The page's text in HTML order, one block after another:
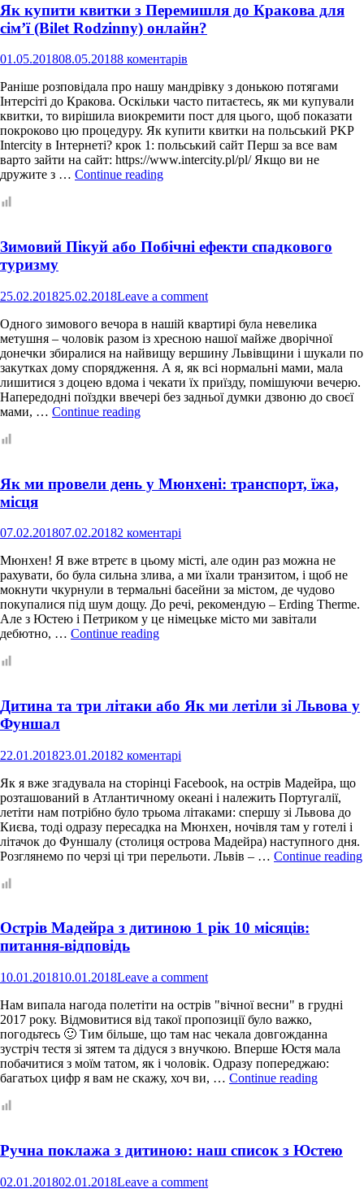
Ручна
поклажа
Wizz
Air
на
9
днів
із
двома
дітьми
Як купити квитки з Перемишля до Кракова для
сім’ї (Bilet Rodzinny) онлайн?
01.05.201808.05.20188 коментарів
Раніше розповідала про нашу мандрівку з донькою потягами
Інтерсіті до Кракова. Оскільки часто питаєтесь, як ми купували
квитки, то вирішила виокремити пост для цього, щоб показати
покроково цю процедуру. Як купити квитки на польський PKP
Intercity в Інтернеті? крок 1: польський сайт Перш за все вам
варто зайти на сайт: https://www.intercity.pl/pl/ Якщо ви не
дружите з … Continue readingЯк
до
(Bilet
Rodzinny)
онлайн?
Зимовий Пікуй або Побічні ефекти спадкового
туризму
25.02.201825.02.2018Leave a comment
Одного зимового вечора в нашій квартирі була невелика
метушня – чоловік разом із хресною нашої майже дворічної
донечки збиралися на найвищу вершину Львівщини і шукали по
закутках дому спорядження. А я, як всі нормальні мами, мала
лишитися з доцею вдома і чекати їх приїзду, помішуючи вечерю.
Напередодні поїздки ввечері без задньої думки дзвоню до своєї
мами, … Continue readingЗимовий
спадкового
Як ми провели день у Мюнхені: транспорт, їжа,
місця
07.02.201807.02.20182 коментарі
Мюнхен! Я вже втретє в цьому місті, але один раз можна не
рахувати, бо була сильна злива, а ми їхали транзитом, і щоб не
мокнути чкурнули в термальні басейни за містом, де чудово
покупалися під шум дощу. До речі, рекомендую – Erding Therme.
Але з Юстею і Петриком у це німецьке місто ми завітали
дебютно, … Continue readingЯк
Мюнхені:
місця
Дитина та три літаки або Як ми летіли зі Львова у
Фуншал
22.01.201823.01.20182 коментарі
Як я вже згадувала на сторінці Facebook, на острів Мадейра, що
розташований в Атлантичному океані і належить Португалії,
летіти нам потрібно було трьома літаками: спершу зі Львова до
Києва, тоді одразу пересадка на Мюнхен, ночівля там у готелі і
літачок до Фуншалу (столиця острова Мадейра) наступного дня.
Розглянемо по черзі ці три перельоти. Львів – … Continue reading
Острів Мадейра з дитиною 1 рік 10 місяців:
питання-відповідь
10.01.201810.01.2018Leave a comment
Нам випала нагода полетіти на острів "вічної весни" в грудні
2017 року. Відмовитися від такої пропозиції було важко,
погодьтесь 🙂 Тим більше, що там нас чекала довгожданна
зустріч тестя зі зятем та дідуся з внучкою. Вперше Юстя мала
побачитися з моїм татом, як і чоловік. Одразу попереджаю:
багатьох цифр я вам не скажу, хоч ви, … Continue readingОстрів
рік
Ручна поклажа з дитиною: наш список з Юстею
02.01.201802.01.2018Leave a comment